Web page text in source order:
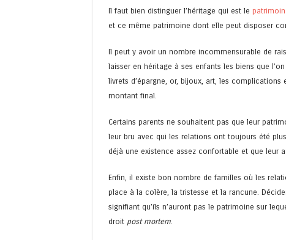
Il faut bien distinguer l’héritage qui est le
et ce même patrimoine dont elle peut disposer
Il peut y avoir un nombre incommensurable de
laisser en héritage à ses enfants les biens que
livrets d’épargne, or, bijoux, art, les
montant final.
Certains parents ne souhaitent pas que leur
leur bru avec qui les relations ont toujours été
déjà une existence assez confortable et que leur
Enfin, il existe bon nombre de familles où les
place à la colère, la tristesse et la rancune.
signifiant qu’ils n’auront pas le patrimoine sur
droit post mortem.